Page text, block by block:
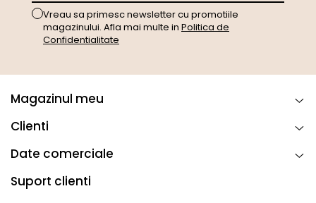
Vreau sa primesc newsletter cu promotiile
magazinului. Afla mai multe in Politica de
Confidentialitate
Magazinul meu
Clienti
Date comerciale
Suport clienti